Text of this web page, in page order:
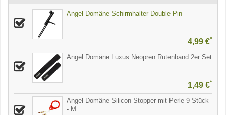
Angel Domäne Schirmhalter Double Pin
4,99 €*
Angel Domäne Luxus Neopren Rutenband 2er Set
1,49 €*
Angel Domäne Silicon Stopper mit Perle 9 Stück
- M